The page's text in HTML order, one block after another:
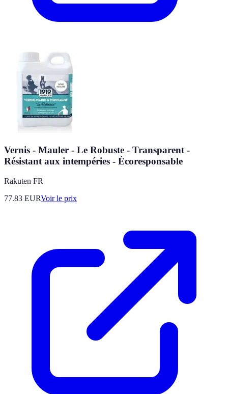
Vernis - Mauler - Le Robuste - Transparent -
Résistant aux intempéries - Écoresponsable
Rakuten FR
77.83 EURVoir le prix